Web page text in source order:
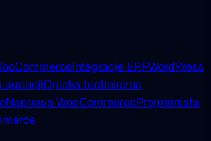
Integracje ERPWordPress
agencjiOpieka techniczna
Naprawa WooCommerceProgramista